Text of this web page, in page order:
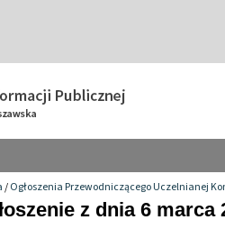
/Ogłoszenia Przewodniczącego Uczelnianej
z dnia 6 marca